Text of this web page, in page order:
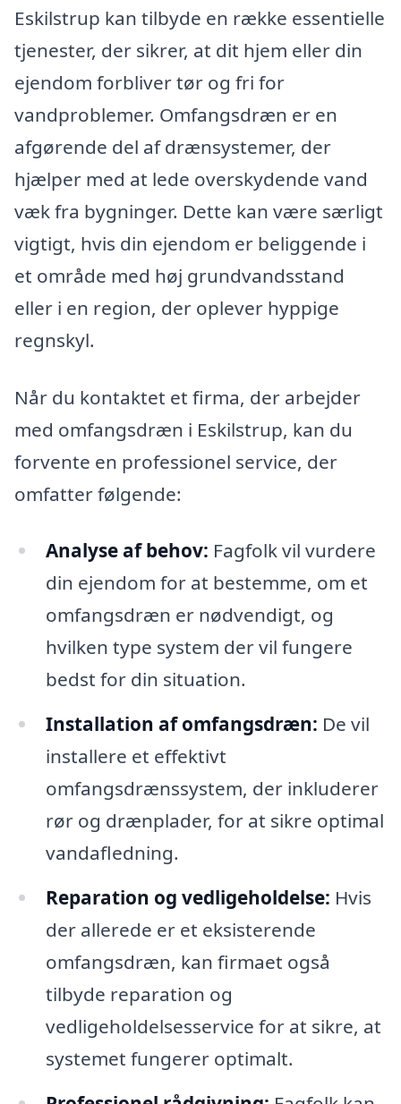
Eskilstrup kan tilbyde en række essentielle
tjenester, der sikrer, at dit hjem eller din
ejendom forbliver tør og fri for
vandproblemer. Omfangsdræn er en
afgørende del af drænsystemer, der
hjælper med at lede overskydende vand
væk fra bygninger. Dette kan være særligt
vigtigt, hvis din ejendom er beliggende i
et område med høj grundvandsstand
eller i en region, der oplever hyppige
regnskyl.
Når du kontaktet et firma, der arbejder
med omfangsdræn i Eskilstrup, kan du
forvente en professionel service, der
omfatter følgende:
Analyse af behov: Fagfolk vil vurdere
din ejendom for at bestemme, om et
omfangsdræn er nødvendigt, og
hvilken type system der vil fungere
bedst for din situation.
Installation af omfangsdræn: De vil
installere et effektivt
omfangsdrænssystem, der inkluderer
rør og drænplader, for at sikre optimal
vandafledning.
Reparation og vedligeholdelse: Hvis
der allerede er et eksisterende
omfangsdræn, kan firmaet også
tilbyde reparation og
vedligeholdelsesservice for at sikre, at
systemet fungerer optimalt.